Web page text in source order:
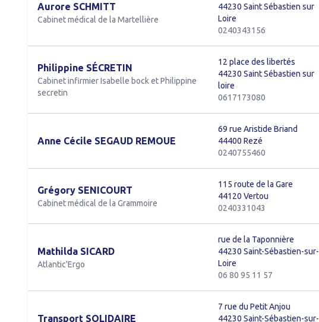
Aurore SCHMITT
Cabinet médical de la Martellière
44230 Saint Sébastien sur
Loire
0240343156
Philippine SÉCRETIN
Cabinet infirmier Isabelle bock et Philippine
secretin
12 place des libertés
44230 Saint Sébastien sur
loire
0617173080
Anne Cécile SEGAUD REMOUE
69 rue Aristide Briand
44400 Rezé
0240755460
Grégory SENICOURT
Cabinet médical de la Grammoire
115 route de la Gare
44120 Vertou
0240331043
Mathilda SICARD
Atlantic'Ergo
rue de la Taponnière
44230 Saint-Sébastien-sur-
Loire
06 80 95 11 57
Transport SOLIDAIRE
7 rue du Petit Anjou
44230 Saint-Sébastien-sur-